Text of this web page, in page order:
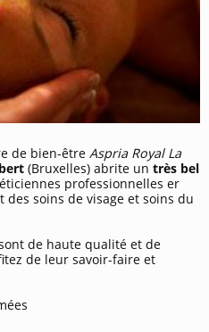
de bien-être Aspria Royal La
(Bruxelles) abrite un très bel
professionnelles er
soins de visage et soins du
de haute qualité et de
de leur savoir-faire et